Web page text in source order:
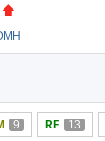
9 RF 13